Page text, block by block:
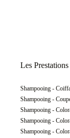
Les
Shampooing -
Shampooing -
Shampooing -
Shampooing -
Shampooing -